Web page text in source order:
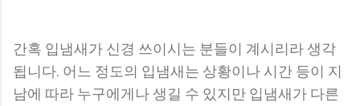
간혹 입냄새가 신경 쓰이시는 분들이 계시리라 생각
됩니다. 어느 정도의 입냄새는 상황이나 시간 등이 지
남에 따라 누구에게나 생길 수 있지만 입냄새가 다른